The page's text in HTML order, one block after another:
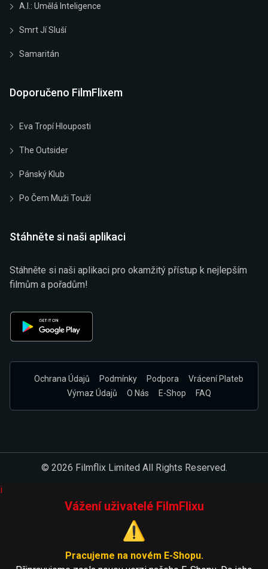
A.I.: Umělá Inteligence
Smrt Jí Sluší
Samaritán
Doporučeno FilmFlixem
Eva Tropí Hlouposti
The Outsider
Pánský Klub
Po Čem Muži Touží
Stáhněte si naši aplikaci
Stáhněte si naši aplikaci pro okamžitý přístup k nejlepším
filmům a pořadům!
Ochrana Údajů Podmínky Podpora
Vrácení Plateb
Výmaz Údajů
O Nás E-Shop FAQ
© 2026 Filmflix Limited All Rights Reserved.
i
Vážení uživatelé FilmFlixu
⚠️
Pracujeme na novém E-Shopu.